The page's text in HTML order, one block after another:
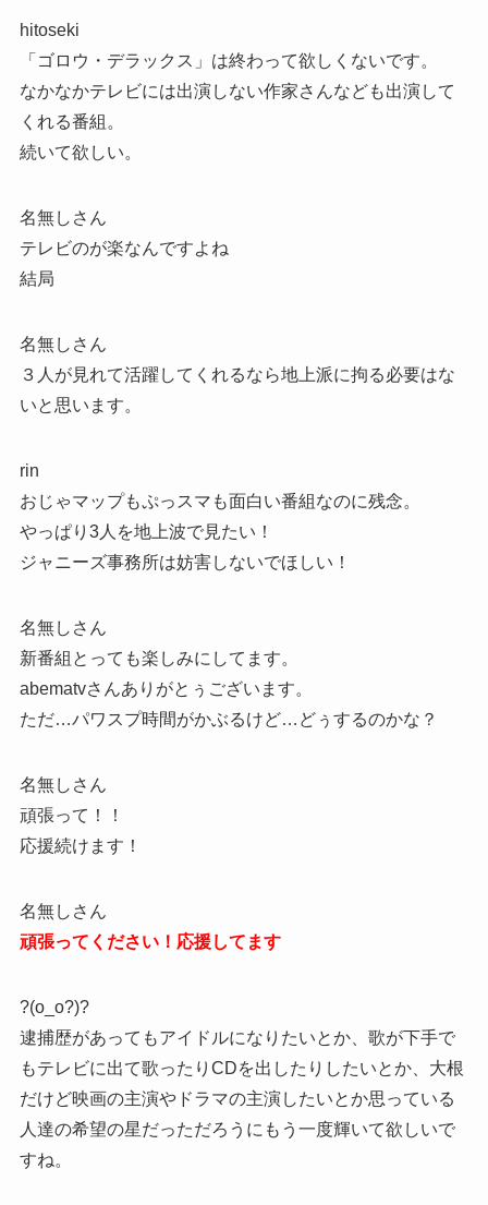
hitoseki
「ゴロウ・デラックス」は終わって欲しくないです。
なかなかテレビには出演しない作家さんなども出演して
くれる番組。
続いて欲しい。
名無しさん
テレビのが楽なんですよね
結局
名無しさん
３人が見れて活躍してくれるなら地上派に拘る必要はな
いと思います。
rin
おじゃマップもぷっスマも面白い番組なのに残念。
やっぱり3人を地上波で見たい！
ジャニーズ事務所は妨害しないでほしい！
名無しさん
新番組とっても楽しみにしてます。
abematvさんありがとぅございます。
ただ…パワスプ時間がかぶるけど…どぅするのかな？
名無しさん
頑張って！！
応援続けます！
名無しさん
頑張ってください！応援してます
?(o_o?)?
逮捕歴があってもアイドルになりたいとか、歌が下手で
もテレビに出て歌ったりCDを出したりしたいとか、大根
だけど映画の主演やドラマの主演したいとか思っている
人達の希望の星だっただろうにもう一度輝いて欲しいで
すね。